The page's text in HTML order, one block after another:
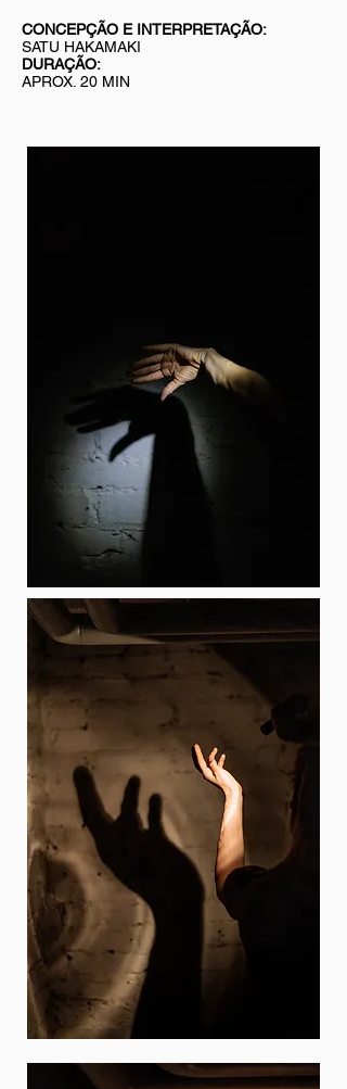
CONCEPÇÃO E INTERPRETAÇÃO:
SATU HAKAMAKI
DURAÇÃO:
APROX. 20 MIN